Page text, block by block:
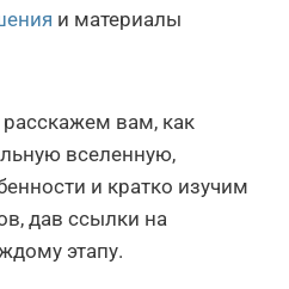
и материалы
вам, как
вселенную,
и кратко изучим
дав ссылки на
этапу.